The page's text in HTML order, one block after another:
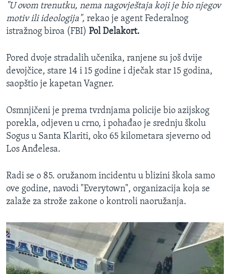
"U ovom trenutku, nema nagovještaja koji je bio njegov
motiv ili ideologija", rekao je agent Federalnog
istražnog biroa (FBI) Pol Delakort.
Pored dvoje stradalih učenika, ranjene su još dvije
devojčice, stare 14 i 15 godine i dječak star 15 godina,
saopštio je kapetan Vagner.
Osmnjičeni je prema tvrdnjama policije bio azijskog
porekla, odjeven u crno, i pohađao je srednju školu
Sogus u Santa Klariti, oko 65 kilometara sjeverno od
Los Anđelesa.
Radi se o 85. oružanom incidentu u blizini škola samo
ove godine, navodi "Everytown", organizacija koja se
zalaže za strože zakone o kontroli naoružanja.